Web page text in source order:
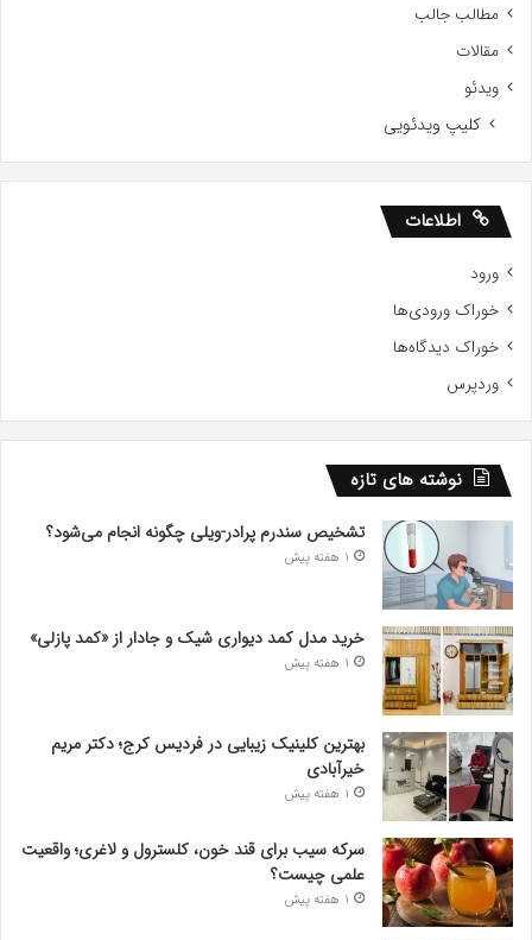
مطالب جالب
مقالات
ویدئو
کلیپ ویدئویی
اطلاعات
ورود
خوراک ورودی‌ها
خوراک دیدگاه‌ها
وردپرس
نوشته های تازه
تشخیص سندرم پرادر-ویلی چگونه انجام می‌شود؟
1 هفته پیش
خرید مدل کمد دیواری شیک و جادار از «کمد پازلی»
1 هفته پیش
بهترین کلینیک زیبایی در فردیس کرج؛ دکتر مریم
خیرآبادی
1 هفته پیش
سرکه سیب برای قند خون، کلسترول و لاغری؛ واقعیت
علمی چیست؟
1 هفته پیش